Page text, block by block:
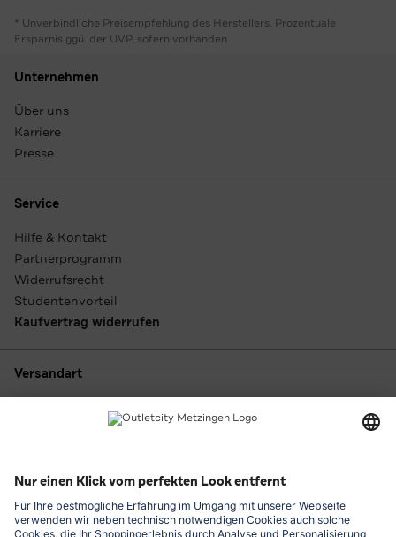
* Unverbindliche Preisempfehlung des Herstellers. Prozentuale
Ersparnis ggü. der UVP, sofern vorhanden
Unternehmen
Über uns
Karriere
Presse
Service
Hilfe & Kontakt
Partnerprogramm
Widerrufsrecht
Studentenvorteil
Kaufvertrag widerrufen
Versandart